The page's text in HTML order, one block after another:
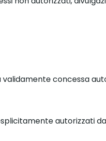
concessa
autorizzati